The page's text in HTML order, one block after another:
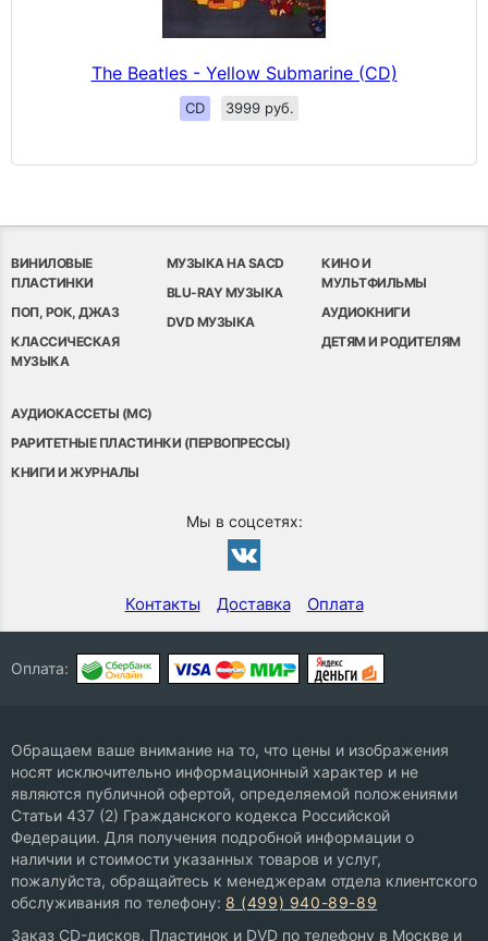
The Beatles - Yellow Submarine (CD)
CD 3999 руб.
ВИНИЛОВЫЕ
ПЛАСТИНКИ
ПОП, РОК, ДЖАЗ
КЛАССИЧЕСКАЯ
МУЗЫКА
МУЗЫКА НА SACD
BLU-RAY МУЗЫКА
DVD МУЗЫКА
КИНО И
МУЛЬТФИЛЬМЫ
АУДИОКНИГИ
ДЕТЯМ И РОДИТЕЛЯМ
АУДИОКАССЕТЫ (MC)
РАРИТЕТНЫЕ ПЛАСТИНКИ (ПЕРВОПРЕССЫ)
КНИГИ И ЖУРНАЛЫ
Мы в соцсетях:
Контакты Доставка Оплата
Оплата:
Обращаем ваше внимание на то, что цены и изображения
носят исключительно информационный характер и не
являются публичной офертой, определяемой положениями
Статьи 437 (2) Гражданского кодекса Российской
Федерации. Для получения подробной информации о
наличии и стоимости указанных товаров и услуг,
пожалуйста, обращайтесь к менеджерам отдела клиентского
обслуживания по телефону: 8 (499) 940-89-89
Заказ CD-дисков, Пластинок и DVD по телефону в Москве и